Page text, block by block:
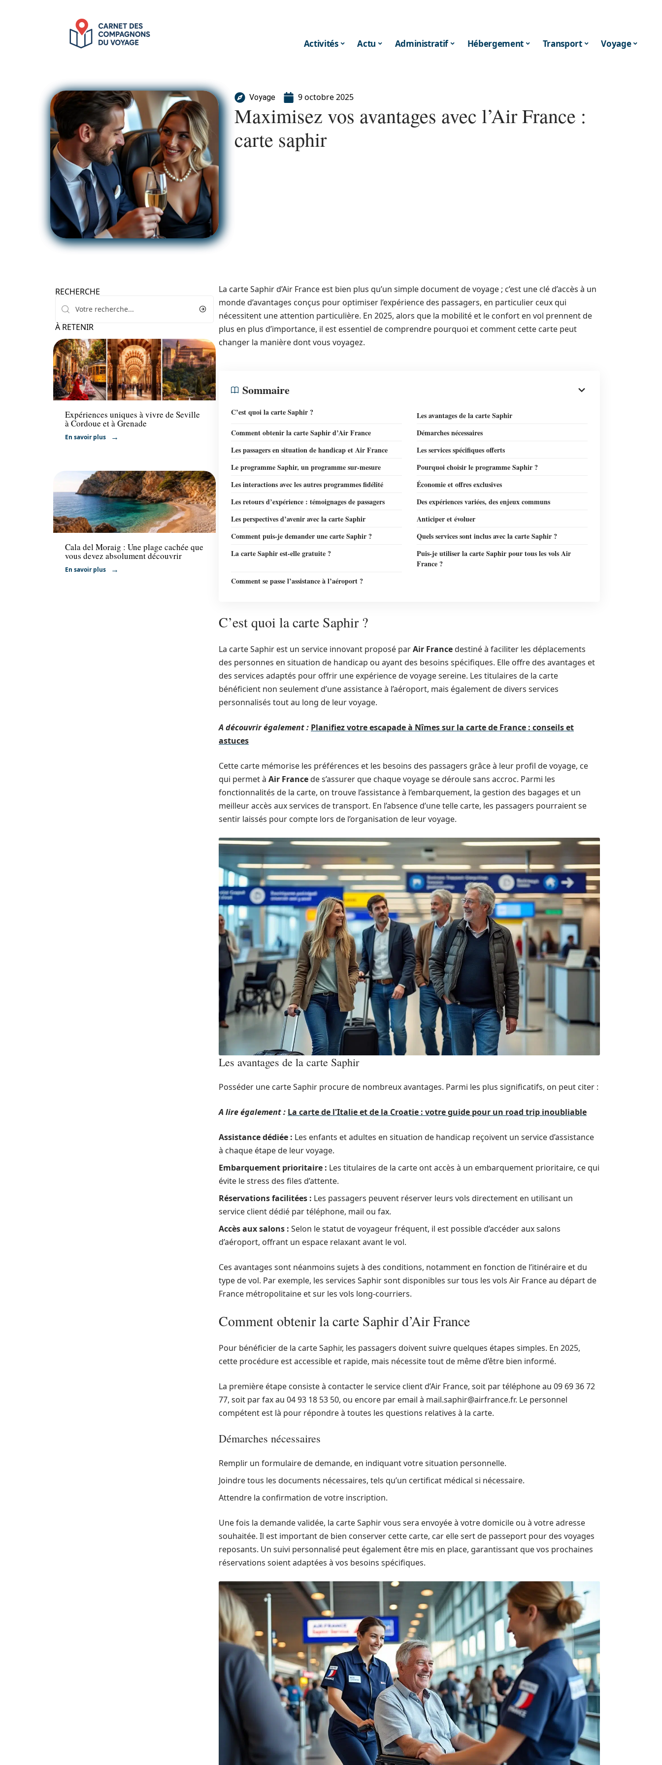
Activités Actu Administratif Hébergement Transport Voyage
Voyage 9 octobre 2025
Maximisez vos avantages avec l’Air France :
carte saphir
RECHERCHE
À RETENIR
Voyage
Expériences uniques à vivre de Seville
à Cordoue et à Grenade
En savoir plus
Voyage
Cala del Moraig : Une plage cachée que
vous devez absolument découvrir
En savoir plus
La carte Saphir d’Air France est bien plus qu’un simple document de voyage ; c’est une clé d’accès à un
monde d’avantages conçus pour optimiser l’expérience des passagers, en particulier ceux qui
nécessitent une attention particulière. En 2025, alors que la mobilité et le confort en vol prennent de
plus en plus d’importance, il est essentiel de comprendre pourquoi et comment cette carte peut
changer la manière dont vous voyagez.
Sommaire
C’est quoi la carte Saphir ?
Les avantages de la carte Saphir
Comment obtenir la carte Saphir d’Air France
Démarches nécessaires
Les passagers en situation de handicap et Air France
Les services spécifiques offerts
Le programme Saphir, un programme sur-mesure
Pourquoi choisir le programme Saphir ?
Les interactions avec les autres programmes fidélité
Économie et offres exclusives
Les retours d’expérience : témoignages de passagers
Des expériences variées, des enjeux communs
Les perspectives d’avenir avec la carte Saphir
Anticiper et évoluer
Comment puis-je demander une carte Saphir ?
Quels services sont inclus avec la carte Saphir ?
La carte Saphir est-elle gratuite ?
Puis-je utiliser la carte Saphir pour tous les vols Air
France ?
Comment se passe l’assistance à l’aéroport ?
C’est quoi la carte Saphir ?
La carte Saphir est un service innovant proposé parAir Francedestiné à faciliter les déplacements
des personnes en situation de handicap ou ayant des besoins spécifiques. Elle offre des avantages et
des services adaptés pour offrir une expérience de voyage sereine. Les titulaires de la carte
bénéficient non seulement d’une assistance à l’aéroport, mais également de divers services
personnalisés tout au long de leur voyage.
A découvrir également : Planifiez votre escapade à Nîmes sur la carte de France : conseils et
astuces
Cette carte mémorise les préférences et les besoins des passagers grâce à leur profil de voyage, ce
qui permet à Air Francede s’assurer que chaque voyage se déroule sans accroc. Parmi les
fonctionnalités de la carte, on trouve l’assistance à l’embarquement, la gestion des bagages et un
meilleur accès aux services de transport. En l’absence d’une telle carte, les passagers pourraient se
sentir laissés pour compte lors de l’organisation de leur voyage.
Les avantages de la carte Saphir
Posséder une carte Saphir procure de nombreux avantages. Parmi les plus significatifs, on peut citer :
A lire également : La carte de l'Italie et de la Croatie : votre guide pour un road trip inoubliable
Assistance dédiée : Les enfants et adultes en situation de handicap reçoivent un service d’assistance
à chaque étape de leur voyage.
Embarquement prioritaire : Les titulaires de la carte ont accès à un embarquement prioritaire, ce qui
évite le stress des files d’attente.
Réservations facilitées : Les passagers peuvent réserver leurs vols directement en utilisant un
service client dédié par téléphone, mail ou fax.
Accès aux salons : Selon le statut de voyageur fréquent, il est possible d’accéder aux salons
d’aéroport, offrant un espace relaxant avant le vol.
Ces avantages sont néanmoins sujets à des conditions, notamment en fonction de l’itinéraire et du
type de vol. Par exemple, les services Saphir sont disponibles sur tous les vols Air France au départ de
France métropolitaine et sur les vols long-courriers.
Comment obtenir la carte Saphir d’Air France
Pour bénéficier de la carte Saphir, les passagers doivent suivre quelques étapes simples. En 2025,
cette procédure est accessible et rapide, mais nécessite tout de même d’être bien informé.
La première étape consiste à contacter le service client d’Air France, soit par téléphone au 09 69 36 72
77, soit par fax au 04 93 18 53 50, ou encore par email à mail.saphir@airfrance.fr. Le personnel
compétent est là pour répondre à toutes les questions relatives à la carte.
Démarches nécessaires
Remplir un formulaire de demande, en indiquant votre situation personnelle.
Joindre tous les documents nécessaires, tels qu’un certificat médical si nécessaire.
Attendre la confirmation de votre inscription.
Une fois la demande validée, la carte Saphir vous sera envoyée à votre domicile ou à votre adresse
souhaitée. Il est important de bien conserver cette carte, car elle sert de passeport pour des voyages
reposants. Un suivi personnalisé peut également être mis en place, garantissant que vos prochaines
réservations soient adaptées à vos besoins spécifiques.